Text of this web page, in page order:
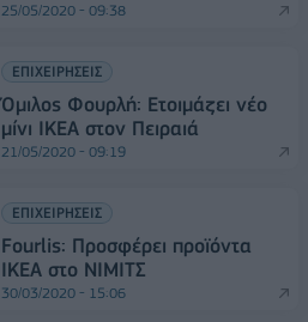
25/05/2020 - 09:38
ΕΠΙΧΕΙΡΗΣΕΙΣ
Όμιλος Φουρλή: Ετοιμάζει νέο
μίνι ΙΚΕΑ στον Πειραιά
21/05/2020 - 09:19
ΕΠΙΧΕΙΡΗΣΕΙΣ
Fourlis: Προσφέρει προϊόντα
ΙΚΕΑ στο ΝΙΜΙΤΣ
30/03/2020 - 15:06